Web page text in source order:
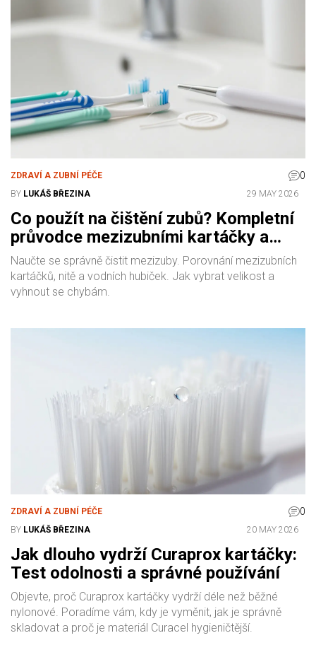
ZDRAVÍ A ZUBNÍ PÉČE 0
BY LUKÁŠ BŘEZINA 29 MAY 2026
Co použít na čištění zubů? Kompletní
průvodce mezizubními kartáčky a
nitěmi
Naučte se správně čistit mezizuby. Porovnání mezizubních
kartáčků, nitě a vodních hubiček. Jak vybrat velikost a
vyhnout se chybám.
ZDRAVÍ A ZUBNÍ PÉČE 0
BY LUKÁŠ BŘEZINA 20 MAY 2026
Jak dlouho vydrží Curaprox kartáčky:
Test odolnosti a správné používání
Objevte, proč Curaprox kartáčky vydrží déle než běžné
nylonové. Poradíme vám, kdy je vyměnit, jak je správně
skladovat a proč je materiál Curacel hygieničtější.